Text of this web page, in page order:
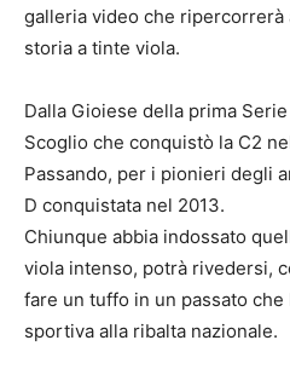
galleria video che
storia a tinte viola.
Dalla Gioiese della prima
Scoglio che conquistò la C2
Passando, per i pionieri degli
D conquistata nel 2013.
Chiunque abbia indossato
viola intenso, potrà rivedersi,
fare un tuffo in un passato
sportiva alla ribalta nazionale.